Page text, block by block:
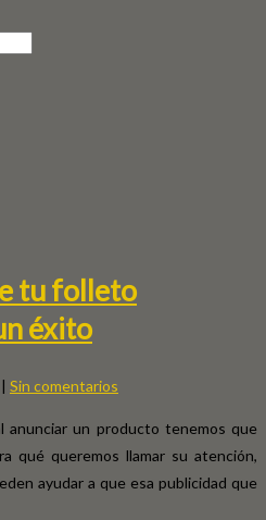
tu folleto
éxito
| Sin comentarios
anunciar un producto tenemos que
qué queremos llamar su atención,
ayudar a que esa publicidad que